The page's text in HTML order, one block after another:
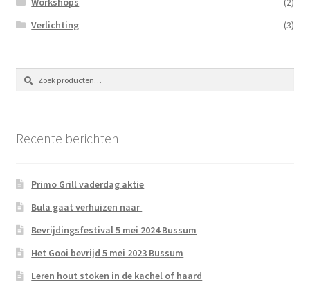
Verlichting
(3)
Zoeken
naar:
Zoeken
Recente berichten
Primo Grill vaderdag aktie
Bula gaat verhuizen naar
Bevrijdingsfestival 5 mei 2024 Bussum
Het Gooi bevrijd 5 mei 2023 Bussum
Leren hout stoken in de kachel of haard